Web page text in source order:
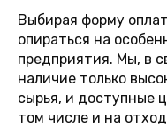
Выбирая форму
опираться на
предприятия. Мы, в
наличие только
сырья, и доступные
том числе и на